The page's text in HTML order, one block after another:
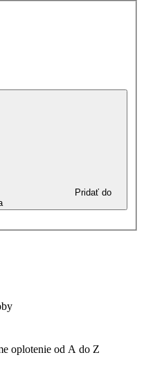
Pridať do
oplotenie od A do Z